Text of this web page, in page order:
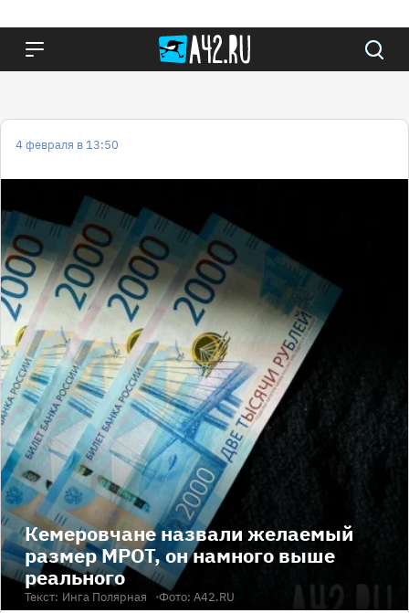
4 февраля в 13:50
Кемеровчане назвали желаемый
размер МРОТ, он намного выше
реального
Текст: Инга Полярная Фото: А42.RU